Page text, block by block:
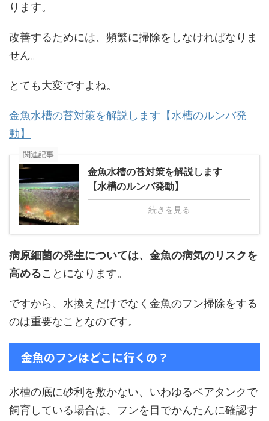
ります。
改善するためには、頻繁に掃除をしなければなりま
せん。
とても大変ですよね。
金魚水槽の苔対策を解説します【水槽のルンバ発
動】
関連記事
金魚水槽の苔対策を解説します
【水槽のルンバ発動】
続きを見る
病原細菌の発生については、金魚の病気のリスクを
高めることになります。
ですから、水換えだけでなく金魚のフン掃除をする
のは重要なことなのです。
金魚のフンはどこに行くの？
水槽の底に砂利を敷かない、いわゆるベアタンクで
飼育している場合は、フンを目でかんたんに確認す